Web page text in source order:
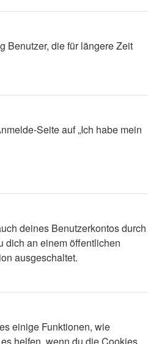
Benutzer, die für längere Zeit
Seite auf „Ich habe mein
deines Benutzerkontos durch
dich an einem öffentlichen
ausgeschaltet.
einige Funktionen, wie